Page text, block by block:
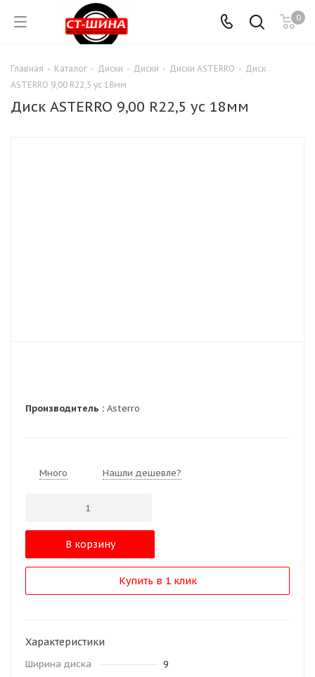
0
Главная - Каталог - Диски - Диски - Диски ASTERRO - Диск
ASTERRO 9,00 R22,5 ус 18мм
Диск ASTERRO 9,00 R22,5 ус 18мм
Производитель : Asterro
Много Нашли дешевле?
В корзину
Купить в 1 клик
Характеристики
Ширина диска
9